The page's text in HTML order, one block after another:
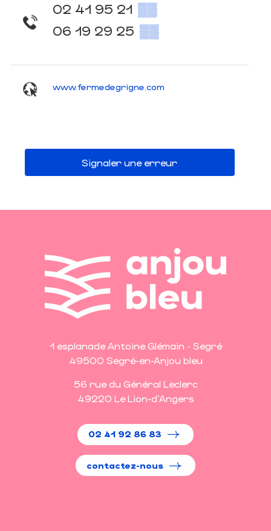
02 41 95 21 ▒▒
06 19 29 25 ▒▒
www.fermedegrigne.com
Signaler une erreur
1 esplanade Antoine Glémain - Segré
49500 Segré-en-Anjou bleu
56 rue du Général Leclerc
49220 Le Lion-d'Angers
02 41 92 86 83
contactez-nous